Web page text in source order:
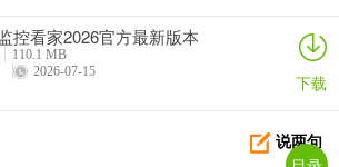
有哪些功能？**
发布、政务服务、便民服务、党建党建党建服
生等内容。
控看家2026官方最新版本
110.1 MB
2026-07-15 下载
说两句